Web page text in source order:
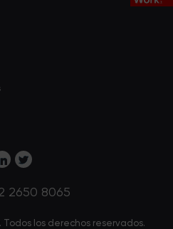
2650 8065
los derechos reservados.